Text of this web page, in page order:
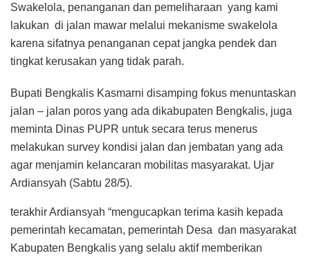
Swakelola, penanganan dan pemeliharaan yang kami
lakukan di jalan mawar melalui mekanisme swakelola
karena sifatnya penanganan cepat jangka pendek dan
tingkat kerusakan yang tidak parah.
Bupati Bengkalis Kasmarni disamping fokus menuntaskan
jalan – jalan poros yang ada dikabupaten Bengkalis, juga
meminta Dinas PUPR untuk secara terus menerus
melakukan survey kondisi jalan dan jembatan yang ada
agar menjamin kelancaran mobilitas masyarakat. Ujar
Ardiansyah (Sabtu 28/5).
terakhir Ardiansyah “mengucapkan terima kasih kepada
pemerintah kecamatan, pemerintah Desa dan masyarakat
Kabupaten Bengkalis yang selalu aktif memberikan